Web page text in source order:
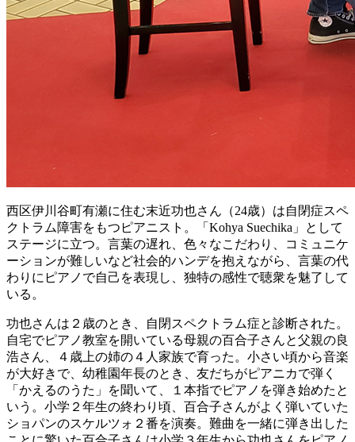
西区伊川谷町有瀬に住む末近功也さん（24歳）は自閉症スペ
クトラム障害をもつピアニスト。「Kohya Suechika」として
ステージに立つ。言葉の遅れ、色々なこだわり、コミュニケ
ーションが難しいなど社会的ハンデを抱えながら、言葉の代
わりにピアノで自己を表現し、独特の感性で聴衆を魅了して
いる。
功也さんは２歳のとき、自閉スペクトラム症と診断された。
自宅でピアノ教室を開いている母親の百合子さんと父親の良
浩さん、４歳上の姉の４人家族で育った。小さい頃から音楽
が大好きで、幼稚園年長のとき、友だちがピアニカで弾く
「かえるのうた」を聞いて、１本指でピアノを弾き始めたと
いう。小学２年生の終わり頃、百合子さんがよく弾いていた
ショパンのスケルツォ２番を演奏。難曲を一緒に弾き出した